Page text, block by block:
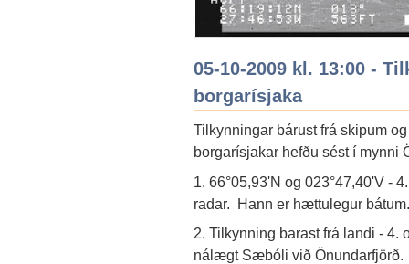
05-10-2009 kl. 13:00 -
borgarísjaka
Tilkynningar bárust frá skipum
borgarísjakar hefðu sést í mynni
1. 66°05,93'N og 023°47,40'V -
radar. Hann er hættulegur bátum.
2. Tilkynning barast frá landi -
nálægt Sæbóli við Önundarfjörð.